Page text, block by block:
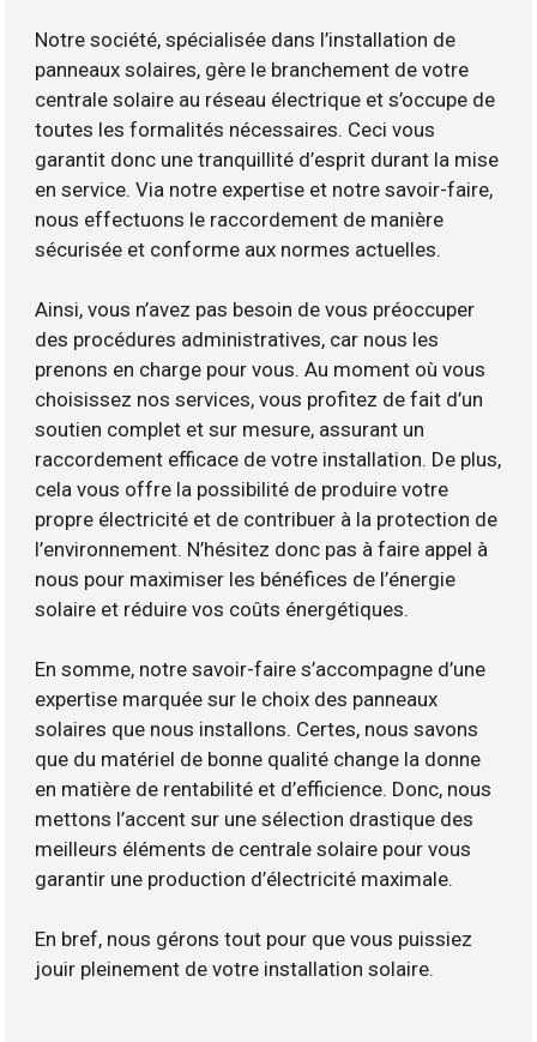
Notre société, spécialisée dans l’installation de
panneaux solaires, gère le branchement de votre
centrale solaire au réseau électrique et s’occupe de
toutes les formalités nécessaires. Ceci vous
garantit donc une tranquillité d’esprit durant la mise
en service. Via notre expertise et notre savoir-faire,
nous effectuons le raccordement de manière
sécurisée et conforme aux normes actuelles.
Ainsi, vous n’avez pas besoin de vous préoccuper
des procédures administratives, car nous les
prenons en charge pour vous. Au moment où vous
choisissez nos services, vous profitez de fait d’un
soutien complet et sur mesure, assurant un
raccordement efficace de votre installation. De plus,
cela vous offre la possibilité de produire votre
propre électricité et de contribuer à la protection de
l’environnement. N’hésitez donc pas à faire appel à
nous pour maximiser les bénéfices de l’énergie
solaire et réduire vos coûts énergétiques.
En somme, notre savoir-faire s’accompagne d’une
expertise marquée sur le choix des panneaux
solaires que nous installons. Certes, nous savons
que du matériel de bonne qualité change la donne
en matière de rentabilité et d’efficience. Donc, nous
mettons l’accent sur une sélection drastique des
meilleurs éléments de centrale solaire pour vous
garantir une production d’électricité maximale.
En bref, nous gérons tout pour que vous puissiez
jouir pleinement de votre installation solaire.